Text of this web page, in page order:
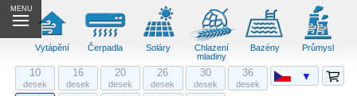
MENU
Vytápění Čerpadla Soláry
Chlazení
mladiny
Bazény Průmysl
10
desek
16
desek
20
desek
26
desek
30
desek
36
desek
▼